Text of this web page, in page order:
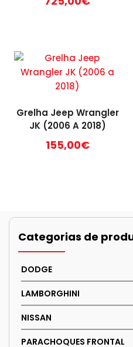
Grelha Jeep Wrangler
JK (2006 A 2018)
155,00€
Categorias de
DODGE
LAMBORGHINI
NISSAN
PARACHOQUES FRONTAL